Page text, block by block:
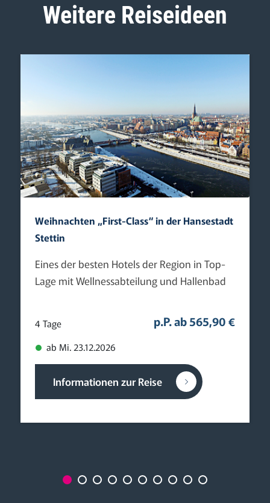
Weitere Reiseideen
Weihnachten „First-Class“ in der Hansestadt
Stettin
Eines der besten Hotels der Region in Top-
Lage mit Wellnessabteilung und Hallenbad
4 Tage
ab Mi. 23.12.2026
p.P. ab 565,90 €
Informationen zur Reise